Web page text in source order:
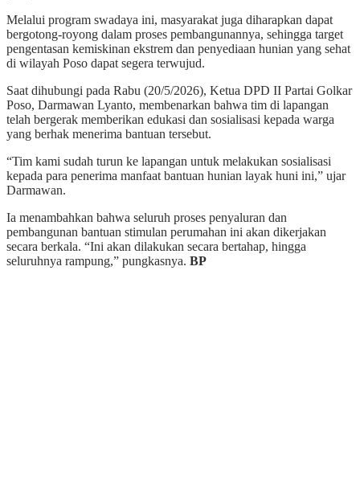
Melalui program swadaya ini, masyarakat juga diharapkan dapat
bergotong-royong dalam proses pembangunannya, sehingga target
pengentasan kemiskinan ekstrem dan penyediaan hunian yang sehat
di wilayah Poso dapat segera terwujud.
Saat dihubungi pada Rabu (20/5/2026), Ketua DPD II Partai Golkar
Poso, Darmawan Lyanto, membenarkan bahwa tim di lapangan
telah bergerak memberikan edukasi dan sosialisasi kepada warga
yang berhak menerima bantuan tersebut.
“Tim kami sudah turun ke lapangan untuk melakukan sosialisasi
kepada para penerima manfaat bantuan hunian layak huni ini,” ujar
Darmawan.
Ia menambahkan bahwa seluruh proses penyaluran dan
pembangunan bantuan stimulan perumahan ini akan dikerjakan
secara berkala. “Ini akan dilakukan secara bertahap, hingga
seluruhnya rampung,” pungkasnya. BP